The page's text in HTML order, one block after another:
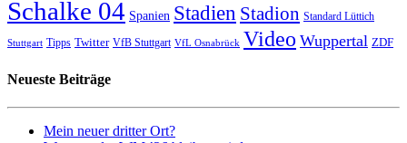
Schalke 04 Spanien Stadien Stadion Standard Lüttich
Stuttgart Tipps Twitter VfB Stuttgart VfL Osnabrück Video Wuppertal ZDF
Neueste Beiträge
Mein neuer dritter Ort?